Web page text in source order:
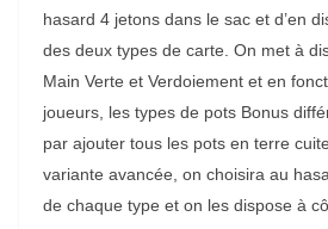
hasard 4 jetons dans le sac et d’en
des deux types de carte. On met à
Main Verte et Verdoiement et en
joueurs, les types de pots Bonus
par ajouter tous les pots en terre
variante avancée, on choisira au
de chaque type et on les dispose à